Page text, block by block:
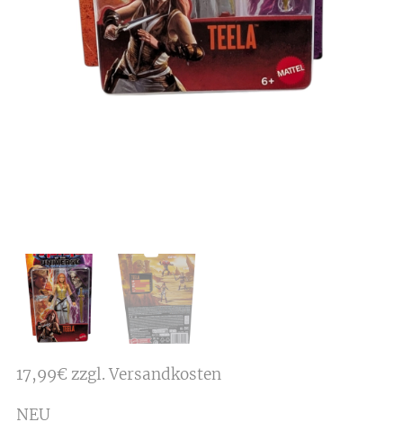
17,99€ zzgl. Versandkosten
NEU